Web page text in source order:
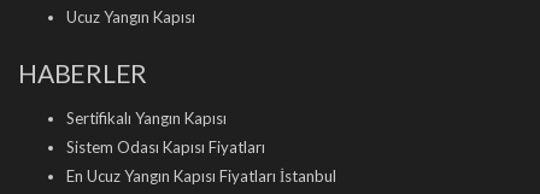
Ucuz Yangın Kapısı
HABERLER
Sertifikalı Yangın Kapısı
Sistem Odası Kapısı Fiyatları
En Ucuz Yangın Kapısı Fiyatları İstanbul